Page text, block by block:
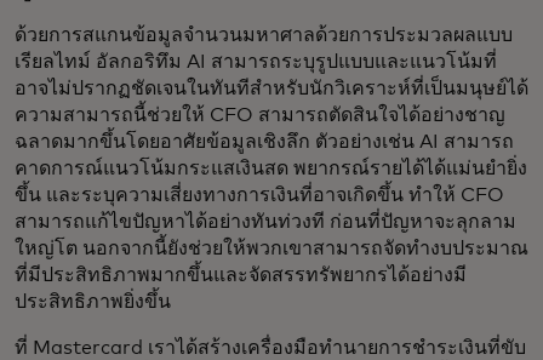
ด้วยการสแกนข้อมูลจำนวนมหาศาลด้วยการประมวลผลแบบ
เรียลไทม์ อัลกอริทึม AI สามารถระบุรูปแบบและแนวโน้มที่
อาจไม่ปรากฏชัดเจนในทันทีสำหรับนักวิเคราะห์ที่เป็นมนุษย์ได้
ความสามารถนี้ช่วยให้ CFO สามารถตัดสินใจได้อย่างชาญ
ฉลาดมากขึ้นโดยอาศัยข้อมูลเชิงลึก ตัวอย่างเช่น AI สามารถ
คาดการณ์แนวโน้มกระแสเงินสด พยากรณ์รายได้ได้แม่นยำยิ่ง
ขึ้น และระบุความเสี่ยงทางการเงินที่อาจเกิดขึ้น ทำให้ CFO
สามารถแก้ไขปัญหาได้อย่างทันท่วงที ก่อนที่ปัญหาจะลุกลาม
ใหญ่โต นอกจากนี้ยังช่วยให้พวกเขาสามารถจัดทำงบประมาณ
ที่มีประสิทธิภาพมากขึ้นและจัดสรรทรัพยากรได้อย่างมี
ประสิทธิภาพยิ่งขึ้น
ที่ Mastercard เราได้สร้างเครื่องมือทำนายการชำระเงินที่ขับ